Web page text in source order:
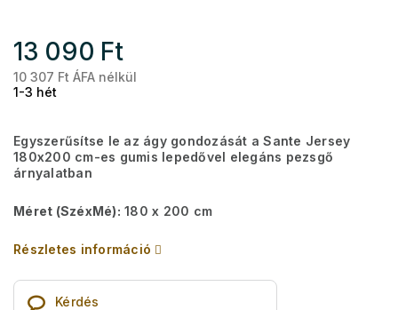
13 090 Ft
10 307 Ft ÁFA nélkül
1-3 hét
Egyszerűsítse le az ágy gondozását a Sante Jersey
180x200 cm-es gumis lepedővel elegáns pezsgő
árnyalatban
Méret (SzéxMé): 180 x 200 cm
Részletes információ
Kérdés